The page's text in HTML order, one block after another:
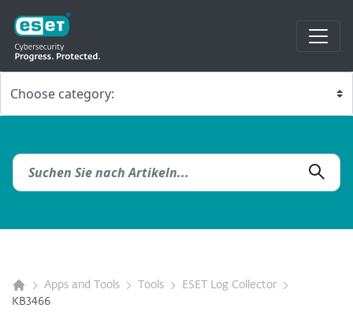
Apps and Tools Tools
ESET Log Collector
KB3466